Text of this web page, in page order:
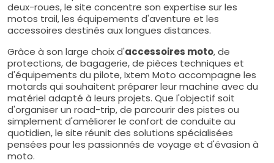
deux-roues, le site concentre son expertise sur les
motos trail, les équipements d'aventure et les
accessoires destinés aux longues distances.
Grâce à son large choix d'accessoires moto, de
protections, de bagagerie, de pièces techniques et
d'équipements du pilote, Ixtem Moto accompagne les
motards qui souhaitent préparer leur machine avec du
matériel adapté à leurs projets. Que l'objectif soit
d'organiser un road-trip, de parcourir des pistes ou
simplement d'améliorer le confort de conduite au
quotidien, le site réunit des solutions spécialisées
pensées pour les passionnés de voyage et d'évasion à
moto.